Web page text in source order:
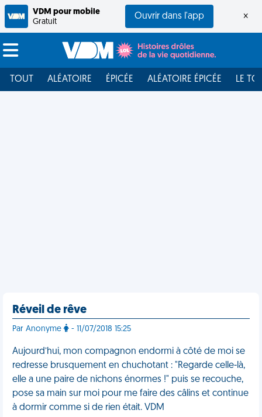
VDM pour mobile
Gratuit
Ouvrir dans l'app ×
TOUT ALÉATOIRE ÉPICÉE ALÉATOIRE ÉPICÉE LE
Réveil de rêve
Par Anonyme - 11/07/2018 15:25
Aujourd’hui, mon compagnon endormi à côté de moi se
redresse brusquement en chuchotant : "Regarde celle-là,
elle a une paire de nichons énormes !" puis se recouche,
pose sa main sur moi pour me faire des câlins et continue
à dormir comme si de rien était. VDM